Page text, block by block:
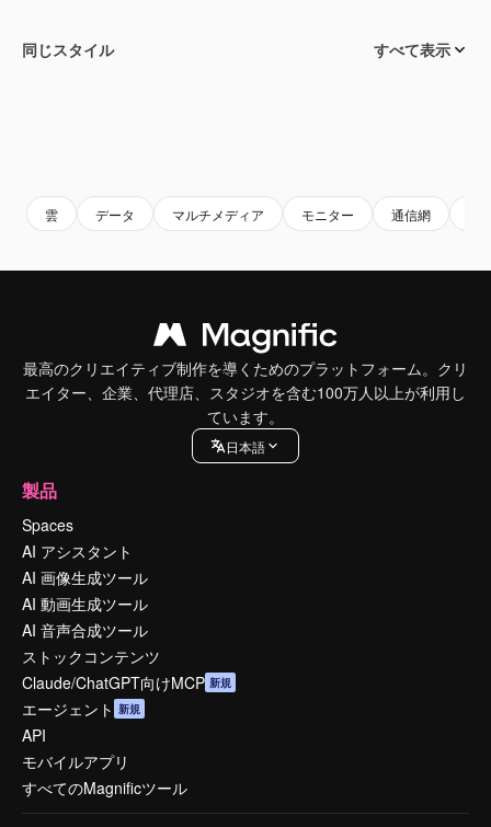
同じスタイル すべて表示
雲 データ マルチメディア モニター 通信網
最高のクリエイティブ制作を導くためのプラットフォーム。クリ
エイター、企業、代理店、スタジオを含む100万人以上が利用し
ています。
日本語
製品
Spaces
AI アシスタント
AI 画像生成ツール
AI 動画生成ツール
AI 音声合成ツール
ストックコンテンツ
Claude/ChatGPT向けMCP 新規
エージェント 新規
API
モバイルアプリ
すべてのMagnificツール